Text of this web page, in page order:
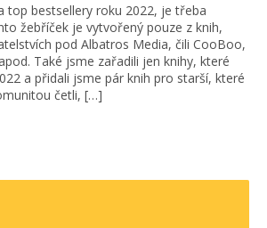
top bestsellery roku 2022, je třeba
žebříček je vytvořený pouze z knih,
pod Albatros Media, čili CooBoo,
Také jsme zařadili jen knihy, které
a přidali jsme pár knih pro starší, které
četli, […]